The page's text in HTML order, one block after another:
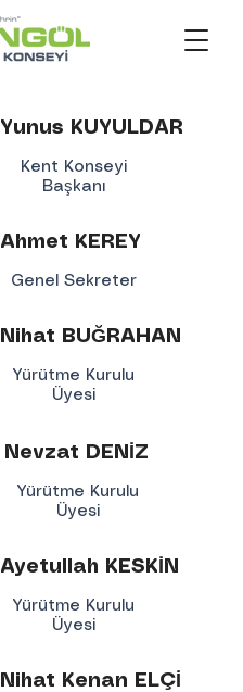
Yunus KUYULDAR
Kent Konseyi
Başkanı
Ahmet KEREY
Genel Sekreter
Nihat BUĞRAHAN
Yürütme Kurulu
Üyesi
Nevzat DENİZ
Yürütme Kurulu
Üyesi
Ayetullah KESKİN
Yürütme Kurulu
Üyesi
Nihat Kenan ELÇİ